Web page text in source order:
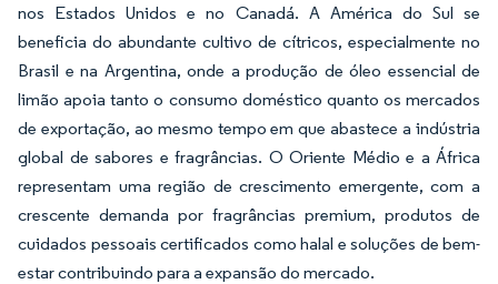
nos Estados Unidos e no Canadá. A América do Sul se
beneficia do abundante cultivo de cítricos, especialmente no
Brasil e na Argentina, onde a produção de óleo essencial de
limão apoia tanto o consumo doméstico quanto os mercados
de exportação, ao mesmo tempo em que abastece a indústria
global de sabores e fragrâncias. O Oriente Médio e a África
representam uma região de crescimento emergente, com a
crescente demanda por fragrâncias premium, produtos de
cuidados pessoais certificados como halal e soluções de bem-
estar contribuindo para a expansão do mercado.